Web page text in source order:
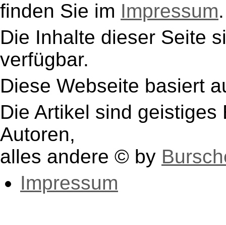
finden Sie im Impressum.
Die Inhalte dieser Seite
verfügbar.
Diese Webseite basiert
Die Artikel sind
Autoren,
alles andere © by
Impressum